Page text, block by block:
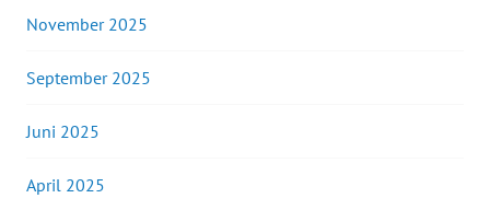
November 2025
September 2025
Juni 2025
April 2025